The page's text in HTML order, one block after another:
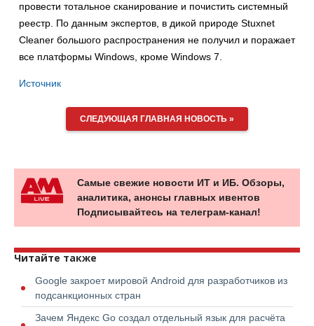
провести тотальное сканирование и почистить системный
реестр. По данным экспертов, в дикой природе Stuxnet
Cleaner большого распространения не получил и поражает
все платформы Windows, кроме Windows 7.
Источник
СЛЕДУЮЩАЯ ГЛАВНАЯ НОВОСТЬ »
Самые свежие новости ИТ и ИБ. Обзоры,
аналитика, анонсы главных ивентов
Подписывайтесь на телеграм-канал!
Читайте также
Google закроет мировой Android для разработчиков из
подсанкционных стран
Зачем Яндекс Go создал отдельный язык для расчёта